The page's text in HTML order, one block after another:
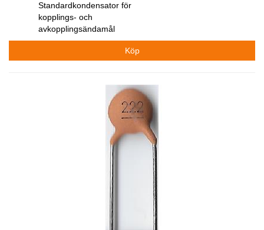
Standardkondensator för
kopplings- och
avkopplingsändamål